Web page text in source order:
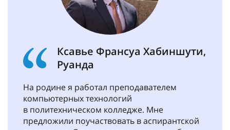
Ксавье Франсуа Хабиншути,
Руанда
На родине я работал преподавателем
компьютерных технологий
в политехническом колледже. Мне
предложили поучаствовать в аспирантской